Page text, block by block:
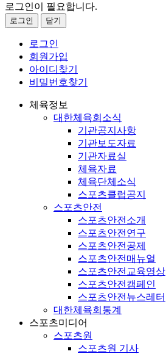
로그인이 필요합니다.
로그인 닫기
로그인
회원가입
아이디찾기
비밀번호찾기
체육정보
대한체육회소식
기관공지사항
기관보도자료
기관자료실
체육자료
체육단체소식
스포츠클럽공지
스포츠안전
스포츠안전소개
스포츠안전연구
스포츠안전공제
스포츠안전매뉴얼
스포츠안전교육영상
스포츠안전캠페인
스포츠안전뉴스레터
대한체육회통계
스포츠미디어
스포츠원
스포츠원 기사